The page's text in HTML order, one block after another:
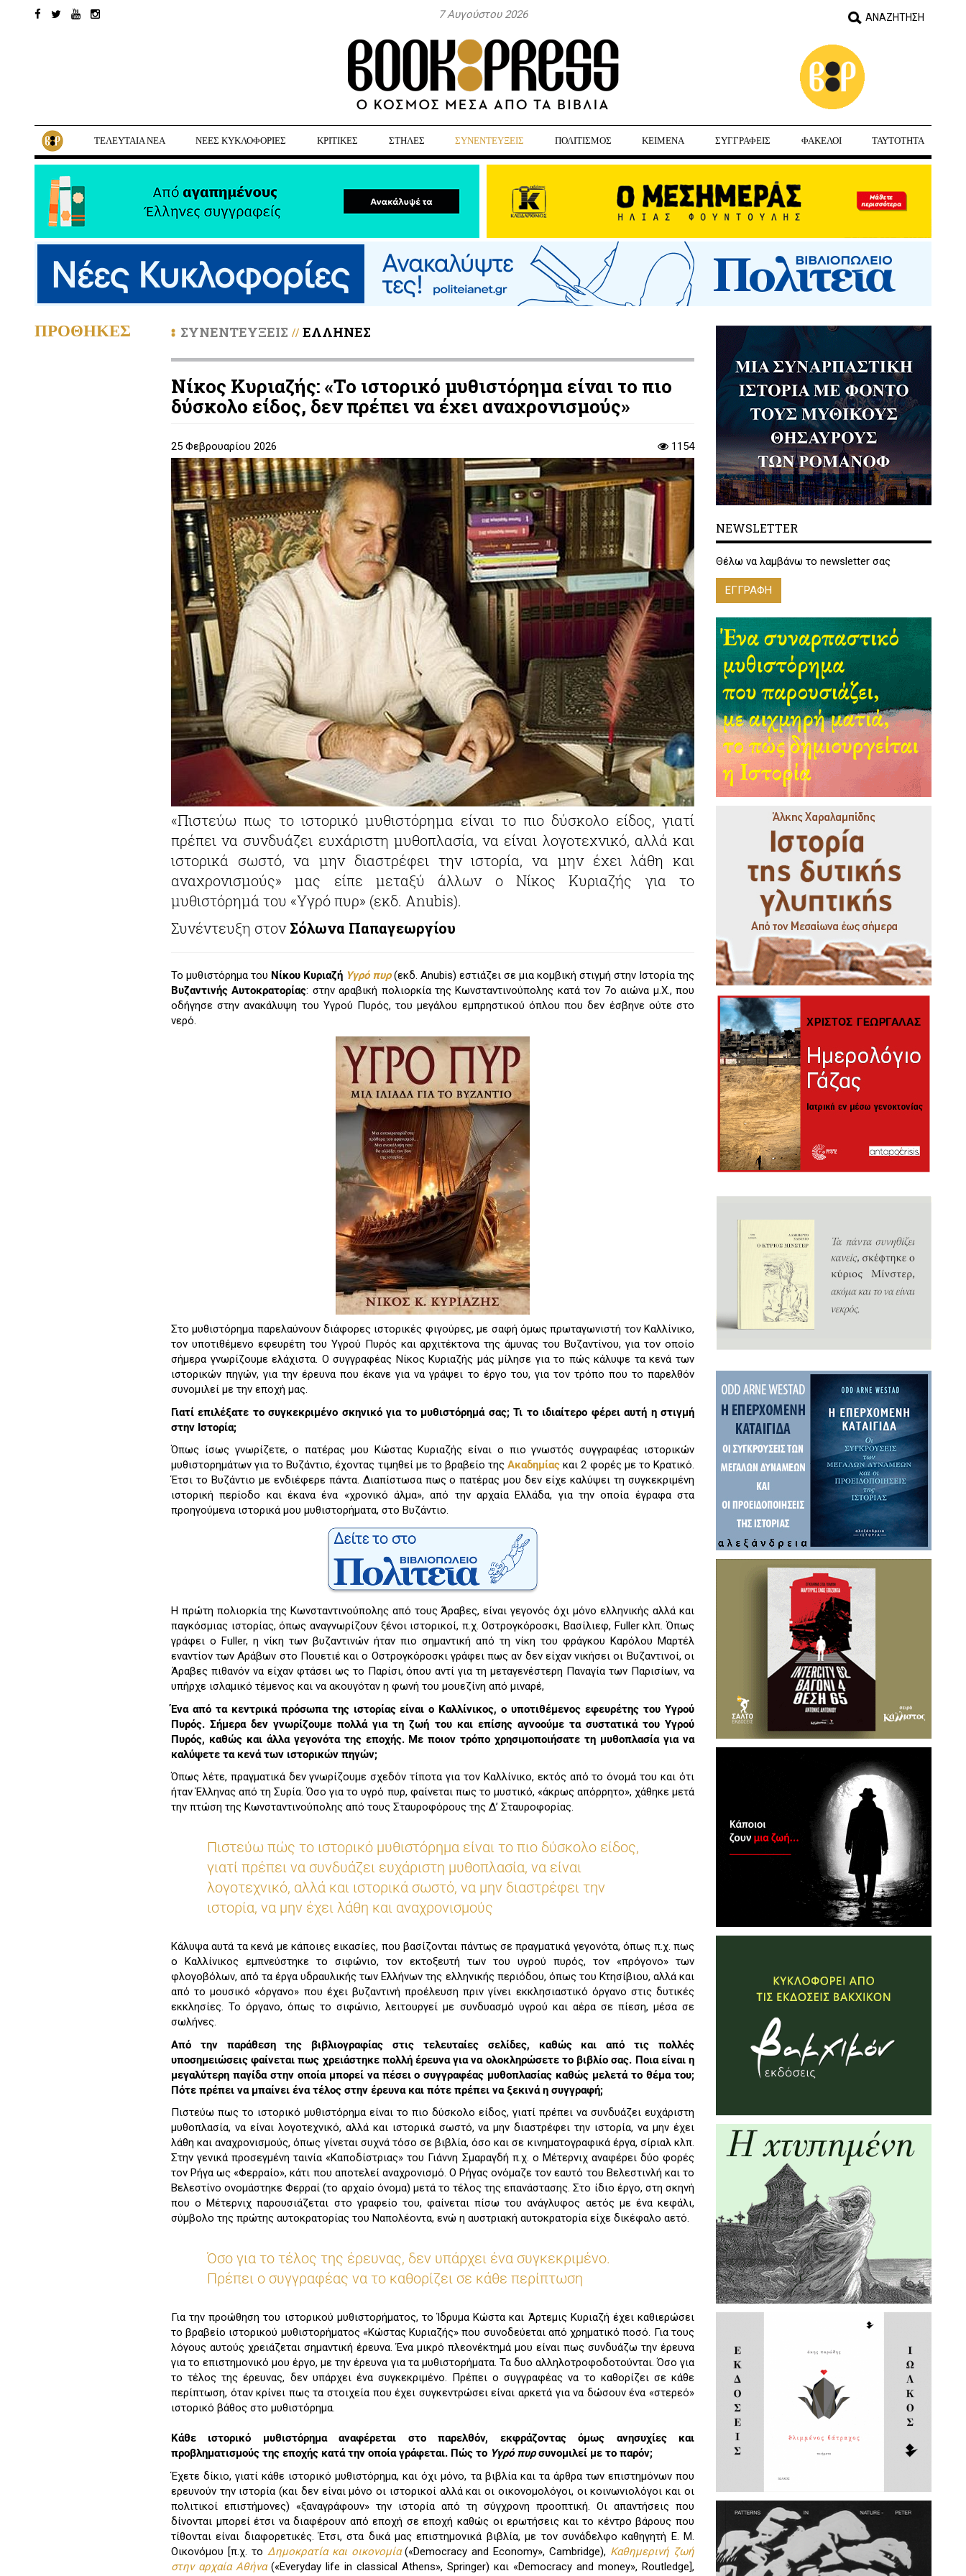
7 Αυγούστου 2026
ΤΕΛΕΥΤΑΙΑ ΝΕΑ ΝΕΕΣ ΚΥΚΛΟΦΟΡΙΕΣ ΚΡΙΤΙΚΕΣ ΣΤΗΛΕΣ ΣΥΝΕΝΤΕΥΞΕΙΣ ΠΟΛΙΤΙΣΜΟΣ ΚΕΙΜΕΝΑ ΣΥΓΓΡΑΦΕΙΣ ΦΑΚΕΛΟΙ ΤΑΥΤΟΤΗΤΑ
ΣΥΝΕΝΤΕΥΞΕΙΣ // ΕΛΛΗΝΕΣ
Νίκος Κυριαζής: «Το ιστορικό μυθιστόρημα είναι το πιο
δύσκολο είδος, δεν πρέπει να έχει αναχρονισμούς»
25 Φεβρουαρίου 2026 1154
«Πιστεύω πως το ιστορικό μυθιστόρημα είναι το πιο δύσκολο είδος, γιατί
πρέπει να συνδυάζει ευχάριστη μυθοπλασία, να είναι λογοτεχνικό, αλλά και
ιστορικά σωστό, να μην διαστρέφει την ιστορία, να μην έχει λάθη και
αναχρονισμούς» μας είπε μεταξύ άλλων ο Νίκος Κυριαζής για το
μυθιστόρημά του «Υγρό πυρ» (εκδ. Anubis).
Συνέντευξη στονΣόλωνα Παπαγεωργίου
Το μυθιστόρημα του Νίκου Κυριαζή Υγρό πυρ(εκδ. Anubis) εστιάζει σε μια κομβική στιγμή στην Ιστορία της
Βυζαντινής Αυτοκρατορίας: στην αραβική πολιορκία της Κωνσταντινούπολης κατά τον 7ο αιώνα μ.Χ., που
οδήγησε στην ανακάλυψη του Υγρού Πυρός, του μεγάλου εμπρηστικού όπλου που δεν έσβηνε ούτε στο
νερό.
Στο μυθιστόρημα παρελαύνουν διάφορες ιστορικές φιγούρες, με σαφή όμως πρωταγωνιστή τον Καλλίνικο,
τον υποτιθέμενο εφευρέτη του Υγρού Πυρός και αρχιτέκτονα της άμυνας του Βυζαντίνου, για τον οποίο
σήμερα γνωρίζουμε ελάχιστα. Ο συγγραφέας Νίκος Κυριαζής μάς μίλησε για το πώς κάλυψε τα κενά των
ιστορικών πηγών, για την έρευνα που έκανε για να γράψει το έργο του, για τον τρόπο που το παρελθόν
συνομιλεί με την εποχή μας.
Γιατί επιλέξατε το συγκεκριμένο σκηνικό για το μυθιστόρημά σας; Τι το ιδιαίτερο φέρει αυτή η στιγμή
στην Ιστορία;
Όπως ίσως γνωρίζετε, ο πατέρας μου Κώστας Κυριαζής είναι ο πιο γνωστός συγγραφέας ιστορικών
μυθιστορημάτων για το Βυζάντιο, έχοντας τιμηθεί με το βραβείο τηςAκαδημίας και 2 φορές με το Κρατικό.
Έτσι το Βυζάντιο με ενδιέφερε πάντα. Διαπίστωσα πως ο πατέρας μου δεν είχε καλύψει τη συγκεκριμένη
ιστορική περίοδο και έκανα ένα «χρονικό άλμα», από την αρχαία Ελλάδα, για την οποία έγραφα στα
προηγούμενα ιστορικά μου μυθιστορήματα, στο Βυζάντιο.
Η πρώτη πολιορκία της Κωνσταντινούπολης από τους Άραβες, είναι γεγονός όχι μόνο ελληνικής αλλά και
παγκόσμιας ιστορίας, όπως αναγνωρίζουν ξένοι ιστορικοί, π.χ. Οστρογκόροσκι, Βασίλιεφ, Fuller κλπ. Όπως
γράφει ο Fuller, η νίκη των βυζαντινών ήταν πιο σημαντική από τη νίκη του φράγκου Καρόλου Μαρτέλ
εναντίον των Αράβων στο Πουετιέ και ο Οστρογκόροσκι γράφει πως αν δεν είχαν νικήσει οι Βυζαντινοί, οι
Άραβες πιθανόν να είχαν φτάσει ως το Παρίσι, όπου αντί για τη μεταγενέστερη Παναγία των Παρισίων, να
υπήρχε ισλαμικό τέμενος και να ακουγόταν η φωνή του μουεζίνη από μιναρέ,
Ένα από τα κεντρικά πρόσωπα της ιστορίας είναι ο Καλλίνικος, ο υποτιθέμενος εφευρέτης του Υγρού
Πυρός. Σήμερα δεν γνωρίζουμε πολλά για τη ζωή του και επίσης αγνοούμε τα συστατικά του Υγρού
Πυρός, καθώς και άλλα γεγονότα της εποχής. Με ποιον τρόπο χρησιμοποιήσατε τη μυθοπλασία για να
καλύψετε τα κενά των ιστορικών πηγών;
Όπως λέτε, πραγματικά δεν γνωρίζουμε σχεδόν τίποτα για τον Καλλίνικο, εκτός από το όνομά του και ότι
ήταν Έλληνας από τη Συρία. Όσο για το υγρό πυρ, φαίνεται πως το μυστικό, «άκρως απόρρητο», χάθηκε μετά
την πτώση της Κωνσταντινούπολης από τους Σταυροφόρους της Δ’ Σταυροφορίας.
Πιστεύω πώς το ιστορικό μυθιστόρημα είναι το πιο δύσκολο είδος,
γιατί πρέπει να συνδυάζει ευχάριστη μυθοπλασία, να είναι
λογοτεχνικό, αλλά και ιστορικά σωστό, να μην διαστρέφει την
ιστορία, να μην έχει λάθη και αναχρονισμούς
Κάλυψα αυτά τα κενά με κάποιες εικασίες, που βασίζονται πάντως σε πραγματικά γεγονότα, όπως π.χ. πως
ο Καλλίνικος εμπνεύστηκε το σιφώνιο, τον εκτοξευτή των του υγρού πυρός, τον «πρόγονο» των
φλογοβόλων, από τα έργα υδραυλικής των Ελλήνων της ελληνικής περιόδου, όπως του Κτησίβιου, αλλά και
από το μουσικό «όργανο» που έχει βυζαντινή προέλευση πριν γίνει εκκλησιαστικό όργανο στις δυτικές
εκκλησίες. Το όργανο, όπως το σιφώνιο, λειτουργεί με συνδυασμό υγρού και αέρα σε πίεση, μέσα σε
σωλήνες.
Από την παράθεση της βιβλιογραφίας στις τελευταίες σελίδες, καθώς και από τις πολλές
υποσημειώσεις φαίνεται πως χρειάστηκε πολλή έρευνα για να ολοκληρώσετε το βιβλίο σας. Ποια είναι η
μεγαλύτερη παγίδα στην οποία μπορεί να πέσει ο συγγραφέας μυθοπλασίας καθώς μελετά το θέμα του;
Πότε πρέπει να μπαίνει ένα τέλος στην έρευνα και πότε πρέπει να ξεκινά η συγγραφή;
Πιστεύω πως το ιστορικό μυθιστόρημα είναι το πιο δύσκολο είδος, γιατί πρέπει να συνδυάζει ευχάριστη
μυθοπλασία, να είναι λογοτεχνικό, αλλά και ιστορικά σωστό, να μην διαστρέφει την ιστορία, να μην έχει
λάθη και αναχρονισμούς, όπως γίνεται συχνά τόσο σε βιβλία, όσο και σε κινηματογραφικά έργα, σίριαλ κλπ.
Στην γενικά προσεγμένη ταινία «Καποδίστριας» του Γιάννη Σμαραγδή π.χ. ο Μέτερνιχ αναφέρει δύο φορές
τον Ρήγα ως «Φερραίο», κάτι που αποτελεί αναχρονισμό. Ο Ρήγας ονόμαζε τον εαυτό του Βελεστινλή και το
Βελεστίνο ονομάστηκε Φερραί (το αρχαίο όνομα) μετά το τέλος της επανάστασης. Στο ίδιο έργο, στη σκηνή
που ο Μέτερνιχ παρουσιάζεται στο γραφείο του, φαίνεται πίσω του ανάγλυφος αετός με ένα κεφάλι,
σύμβολο της πρώτης αυτοκρατορίας του Ναπολέοντα, ενώ η αυστριακή αυτοκρατορία είχε δικέφαλο αετό.
Όσο για το τέλος της έρευνας, δεν υπάρχει ένα συγκεκριμένο.
Πρέπει ο συγγραφέας να το καθορίζει σε κάθε περίπτωση
Για την προώθηση του ιστορικού μυθιστορήματος, το Ίδρυμα Κώστα και Άρτεμις Κυριαζή έχει καθιερώσει
το βραβείο ιστορικού μυθιστορήματος «Κώστας Κυριαζής» που συνοδεύεται από χρηματικό ποσό. Για τους
λόγους αυτούς χρειάζεται σημαντική έρευνα. Ένα μικρό πλεονέκτημά μου είναι πως συνδυάζω την έρευνα
για το επιστημονικό μου έργο, με την έρευνα για τα μυθιστορήματα. Τα δυο αλληλοτροφοδοτούνται. Όσο για
το τέλος της έρευνας, δεν υπάρχει ένα συγκεκριμένο. Πρέπει ο συγγραφέας να το καθορίζει σε κάθε
περίπτωση, όταν κρίνει πως τα στοιχεία που έχει συγκεντρώσει είναι αρκετά για να δώσουν ένα «στερεό»
ιστορικό βάθος στο μυθιστόρημα.
Κάθε ιστορικό μυθιστόρημα αναφέρεται στο παρελθόν, εκφράζοντας όμως ανησυχίες και
προβληματισμούς της εποχής κατά την οποία γράφεται. Πώς το Υγρό πυρσυνομιλεί με το παρόν;
Έχετε δίκιο, γιατί κάθε ιστορικό μυθιστόρημα, και όχι μόνο, τα βιβλία και τα άρθρα των επιστημόνων που
ερευνούν την ιστορία (και δεν είναι μόνο οι ιστορικοί αλλά και οι οικονομολόγοι, οι κοινωνιολόγοι και οι
πολιτικοί επιστήμονες) «ξαναγράφουν» την ιστορία από τη σύγχρονη προοπτική. Οι απαντήσεις που
δίνονται μπορεί έτσι να διαφέρουν από εποχή σε εποχή καθώς οι ερωτήσεις και το κέντρο βάρους που
τίθονται είναι διαφορετικές. Έτσι, στα δικά μας επιστημονικά βιβλία, με τον συνάδελφο καθηγητή E. Μ.
Οικονόμου [π.χ. το Δημοκρατία και οικονομία(«Democracy and Economy», Cambridge), Καθημερινή ζωή
στην αρχαία Αθήνα(«Everyday life in classical Athens», Springer) και «Democracy and money», Routledge],
ΠΡΟΘΗΚΕΣ
NEWSLETTER
Θέλω να λαμβάνω το newsletter σας
ΕΓΓΡΑΦΗ